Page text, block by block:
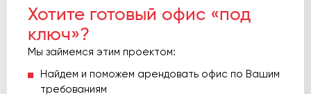
Хотите готовый офис «под
ключ»?
Мы займемся этим проектом:
Найдем и поможем арендовать офис по Вашим
требованиям